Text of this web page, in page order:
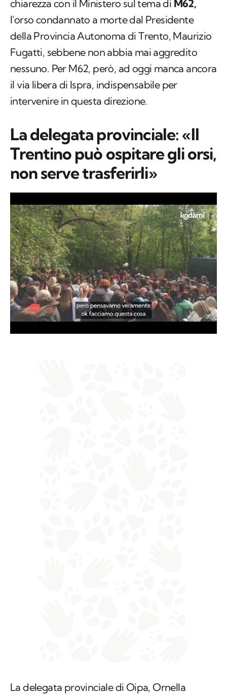
chiarezza con il Ministero sul tema di M62,
l'orso condannato a morte dal Presidente
della Provincia Autonoma di Trento, Maurizio
Fugatti, sebbene non abbia mai aggredito
nessuno. Per M62, però, ad oggi manca ancora
il via libera di Ispra, indispensabile per
intervenire in questa direzione.
La delegata provinciale: «Il
Trentino può ospitare gli orsi,
non serve trasferirli»
La delegata provinciale di Oipa, Ornella